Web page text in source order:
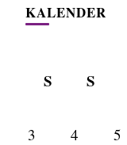
KALENDER
S S
3
4 5